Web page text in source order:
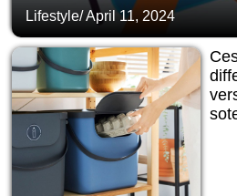
Lifestyle/April 11, 2024